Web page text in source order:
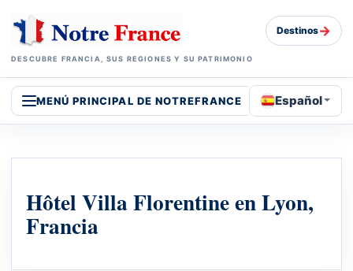
DESCUBRE FRANCIA, SUS REGIONES Y SU PATRIMONIO
Destinos→
MENÚ PRINCIPAL DE NOTREFRANCE Español
Hôtel Villa Florentine en Lyon,
Francia